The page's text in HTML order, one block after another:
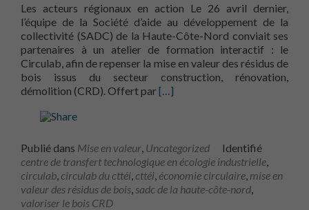
Les acteurs régionaux en action Le 26 avril dernier,
l’équipe de la Société d’aide au développement de la
collectivité (SADC) de la Haute-Côte-Nord conviait ses
partenaires à un atelier de formation interactif : le
Circulab, afin de repenser la mise en valeur des résidus de
bois issus du secteur construction, rénovation,
démolition (CRD). Offert parEn savoir plus surLa SADC de
[…]
Publié dans Mise en valeur Uncategorized
Identifié
centre de transfert technologique en écologie industrielle
circulab circulab du cttéi cttéi économie circulaire mise en
valeur des résidus de bois sadc de la haute-côte-nord
valoriser le bois CRD